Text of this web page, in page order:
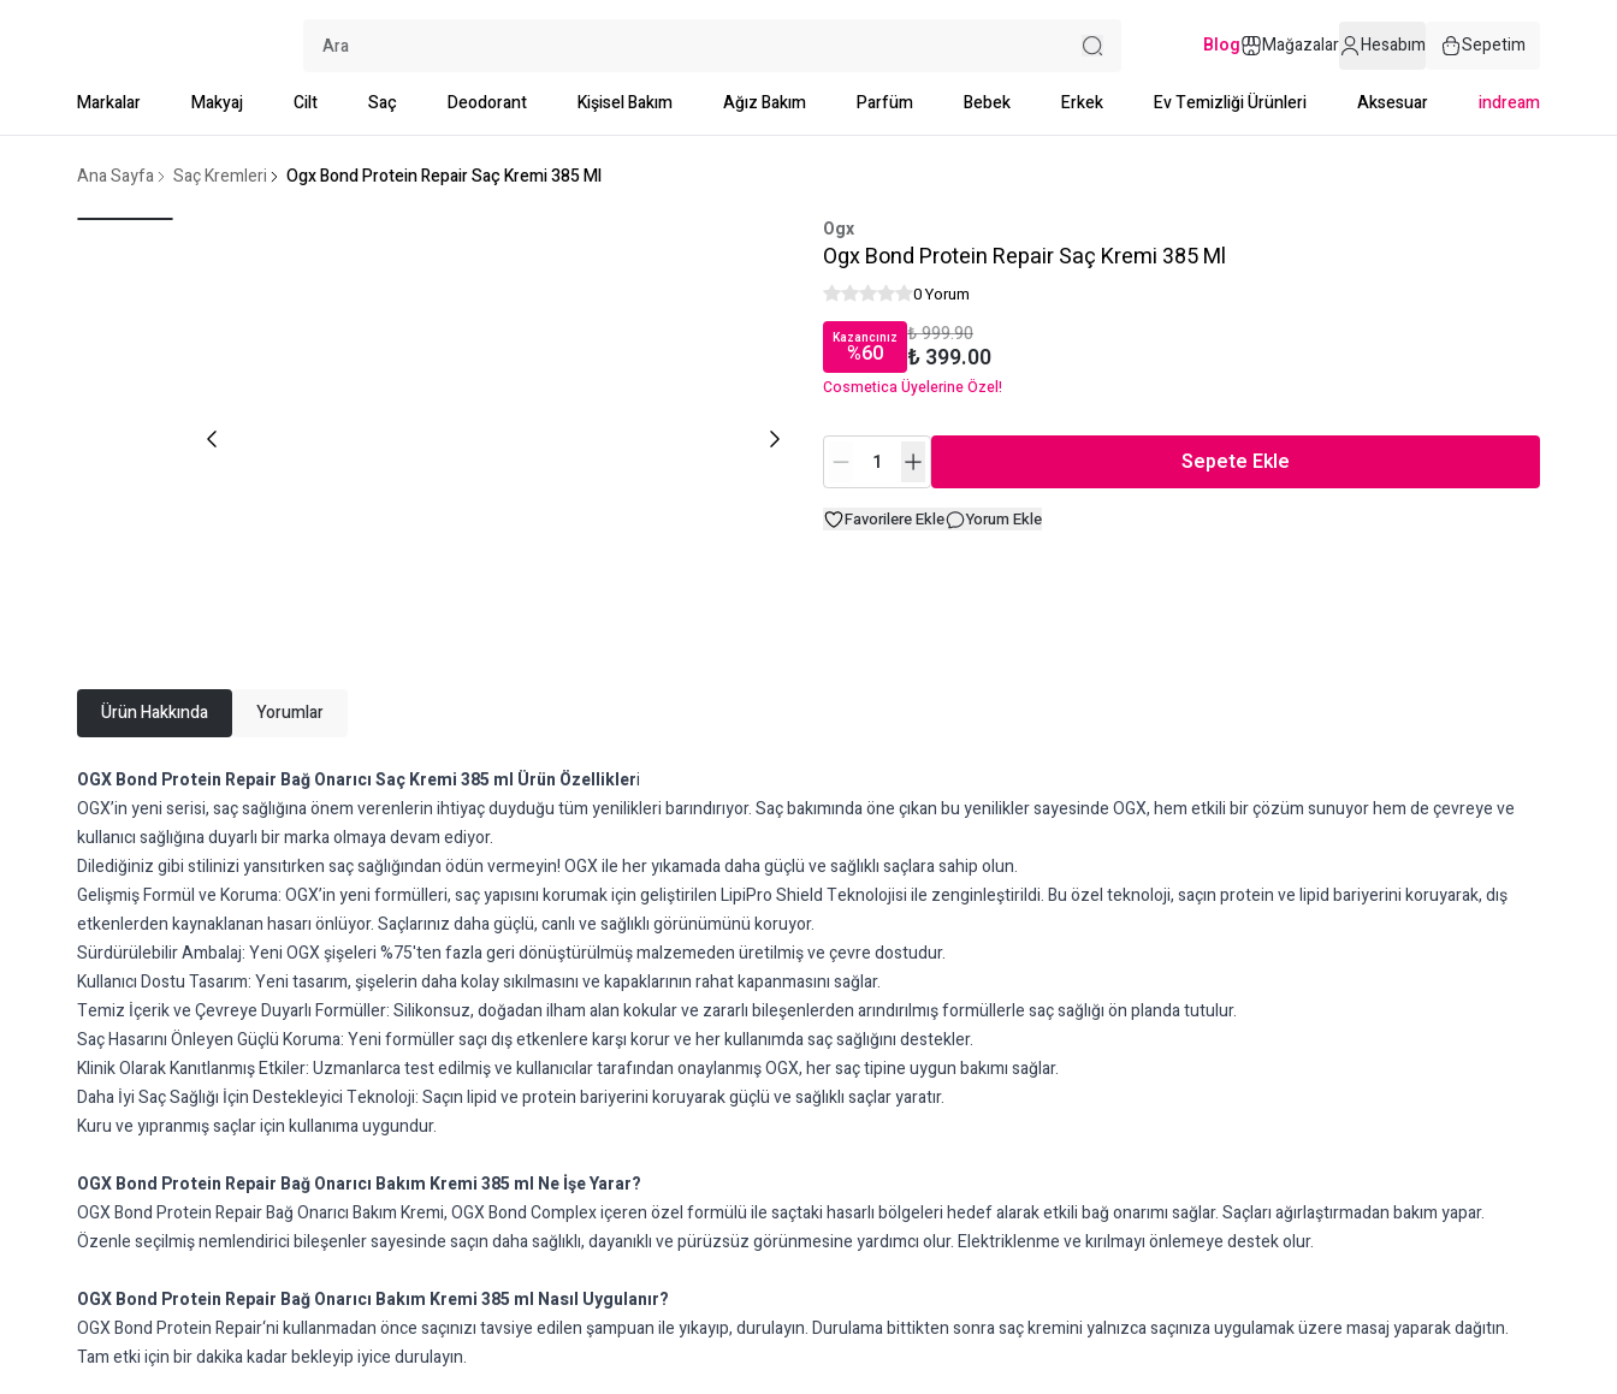
Blog Mağazalar Hesabım Sepetim
Markalar Makyaj Cilt Saç Deodorant Kişisel Bakım Ağız Bakım Parfüm Bebek Erkek Ev Temizliği Ürünleri Aksesuar indream
Ana Sayfa Saç Kremleri Ogx Bond Protein Repair Saç Kremi 385 Ml
Ogx
Ogx Bond Protein Repair Saç Kremi 385 Ml
0 Yorum
Kazancınız
%60
₺ 999.90
₺ 399.00
Cosmetica Üyelerine Özel!
Sepete Ekle
Favorilere Ekle Yorum Ekle
Ürün Hakkında Yorumlar
OGX Bond Protein Repair Bağ Onarıcı Saç Kremi 385 ml Ürün Özellikleri
OGX’in yeni serisi, saç sağlığına önem verenlerin ihtiyaç duyduğu tüm yenilikleri barındırıyor. Saç bakımında öne çıkan bu yenilikler sayesinde OGX, hem etkili bir çözüm sunuyor hem de çevreye ve
kullanıcı sağlığına duyarlı bir marka olmaya devam ediyor.
Dilediğiniz gibi stilinizi yansıtırken saç sağlığından ödün vermeyin! OGX ile her yıkamada daha güçlü ve sağlıklı saçlara sahip olun.
Gelişmiş Formül ve Koruma: OGX’in yeni formülleri, saç yapısını korumak için geliştirilen LipiPro Shield Teknolojisi ile zenginleştirildi. Bu özel teknoloji, saçın protein ve lipid bariyerini koruyarak, dış
etkenlerden kaynaklanan hasarı önlüyor. Saçlarınız daha güçlü, canlı ve sağlıklı görünümünü koruyor.
Sürdürülebilir Ambalaj: Yeni OGX şişeleri %75'ten fazla geri dönüştürülmüş malzemeden üretilmiş ve çevre dostudur.
Kullanıcı Dostu Tasarım: Yeni tasarım, şişelerin daha kolay sıkılmasını ve kapaklarının rahat kapanmasını sağlar.
Temiz İçerik ve Çevreye Duyarlı Formüller: Silikonsuz, doğadan ilham alan kokular ve zararlı bileşenlerden arındırılmış formüllerle saç sağlığı ön planda tutulur.
Saç Hasarını Önleyen Güçlü Koruma: Yeni formüller saçı dış etkenlere karşı korur ve her kullanımda saç sağlığını destekler.
Klinik Olarak Kanıtlanmış Etkiler: Uzmanlarca test edilmiş ve kullanıcılar tarafından onaylanmış OGX, her saç tipine uygun bakımı sağlar.
Daha İyi Saç Sağlığı İçin Destekleyici Teknoloji: Saçın lipid ve protein bariyerini koruyarak güçlü ve sağlıklı saçlar yaratır.
Kuru ve yıpranmış saçlar için kullanıma uygundur.
OGX Bond Protein Repair Bağ Onarıcı Bakım Kremi 385 ml Ne İşe Yarar?
OGX Bond Protein Repair Bağ Onarıcı Bakım Kremi, OGX Bond Complex içeren özel formülü ile saçtaki hasarlı bölgeleri hedef alarak etkili bağ onarımı sağlar. Saçları ağırlaştırmadan bakım yapar.
Özenle seçilmiş nemlendirici bileşenler sayesinde saçın daha sağlıklı, dayanıklı ve pürüzsüz görünmesine yardımcı olur. Elektriklenme ve kırılmayı önlemeye destek olur.
OGX Bond Protein Repair Bağ Onarıcı Bakım Kremi 385 ml Nasıl Uygulanır?
OGX Bond Protein Repair‘ni kullanmadan önce saçınızı tavsiye edilen şampuan ile yıkayıp, durulayın. Durulama bittikten sonra saç kremini yalnızca saçınıza uygulamak üzere masaj yaparak dağıtın.
Tam etki için bir dakika kadar bekleyip iyice durulayın.